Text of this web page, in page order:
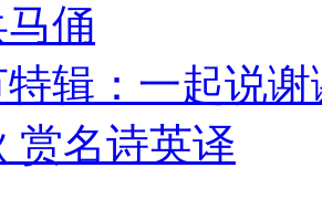
俑
辑：一起说谢
赏名诗英译